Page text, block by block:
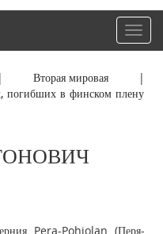
Вторая мировая|
погибших в финском плену
Pera-Pohjolan (Перя-